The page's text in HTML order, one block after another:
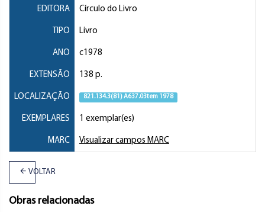
EDITORA Círculo do Livro
TIPO Livro
ANO c1978
EXTENSÃO 138 p.
LOCALIZAÇÃO 821.134.3(81) A637.03tem 1978
EXEMPLARES 1 exemplar(es)
MARC Visualizar campos MARC
VOLTAR
Obras relacionadas